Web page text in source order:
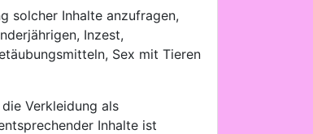
solcher Inhalte anzufragen,
Inzest,
Sex mit Tieren
Verkleidung als
Inhalte ist